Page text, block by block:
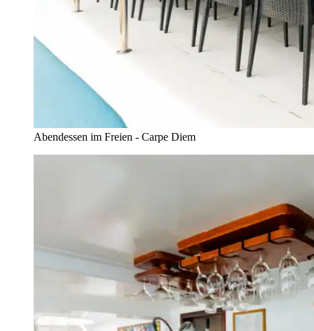
Abendessen im Freien - Carpe Diem